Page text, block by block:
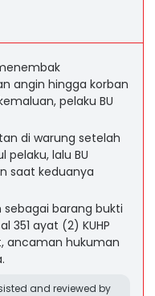
angin hingga korban
pelaku BU
di warung setelah
pelaku, lalu BU
saat keduanya
barang bukti
351 ayat (2) KUHP
ancaman hukuman
and reviewed by